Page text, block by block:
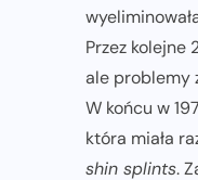
Przez kolejne
ale problemy
W końcu w
która miała
shin splints.